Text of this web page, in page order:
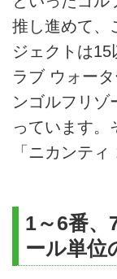
推し進めて、
ジェクトは
ラブ ウォー
ンゴルフリゾ
っています。
「ニカンティ
1～6番、
ール単位